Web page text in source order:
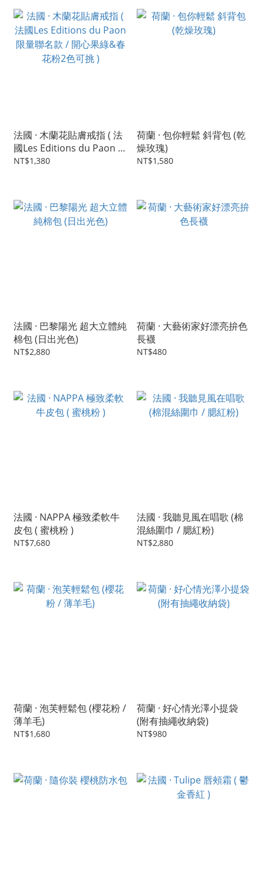
法國 · 木蘭花貼膚戒指 ( 法
國Les Editions du Paon 限
量聯名款 / 開心果綠&春花
NT$1,380
荷蘭 · 包你輕鬆 斜背包 (乾
燥玫瑰)
NT$1,580
法國 · 巴黎陽光 超大立體純
棉包 (日出光色)
NT$2,880
荷蘭 · 大藝術家好漂亮拚色
長襪
NT$480
法國 · NAPPA 極致柔軟牛
皮包 ( 蜜桃粉 )
NT$7,680
法國 · 我聽見風在唱歌 (棉
混絲圍巾 / 腮紅粉)
NT$2,880
荷蘭 · 泡芙輕鬆包 (櫻花粉 /
薄羊毛)
NT$1,680
荷蘭 · 好心情光澤小提袋
(附有抽繩收納袋)
NT$980